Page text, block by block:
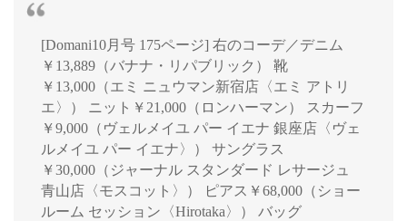
[Domani10月号 175ページ] 右のコーデ／デニム
￥13,889（バナナ・リパブリック） 靴
￥13,000（エミ ニュウマン新宿店〈エミ アトリ
エ〉） ニット￥21,000（ロンハーマン） スカーフ
￥9,000（ヴェルメイユ パー イエナ 銀座店〈ヴェ
ルメイユ パー イエナ〉） サングラス
￥30,000（ジャーナル スタンダード レサージュ
青山店〈モスコット〉） ピアス￥68,000（ショー
ルーム セッション〈Hirotaka〉） バッグ